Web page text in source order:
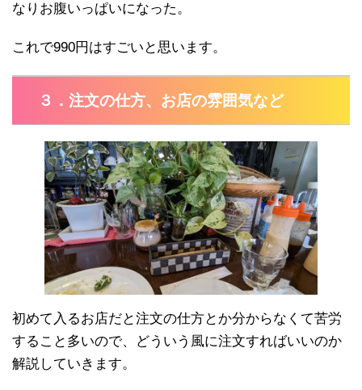
なりお腹いっぱいになった。
これで990円はすごいと思います。
３．注文の仕方、お店の雰囲気など
初めて入るお店だと注文の仕方とか分からなくて苦労
すること多いので、どういう風に注文すればいいのか
解説していきます。